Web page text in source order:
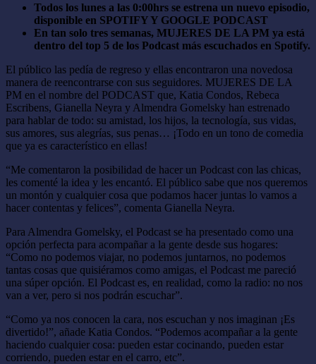
Todos los lunes a las 0:00hrs se estrena un nuevo episodio,
disponible en SPOTIFY Y GOOGLE PODCAST
En tan solo tres semanas, MUJERES DE LA PM ya está
dentro del top 5 de los Podcast más escuchados en Spotify.
El público las pedía de regreso y ellas encontraron una novedosa
manera de reencontrarse con sus seguidores. MUJERES DE LA
PM en el nombre del PODCAST que, Katia Condos, Rebeca
Escribens, Gianella Neyra y Almendra Gomelsky han estrenado
para hablar de todo: su amistad, los hijos, la tecnología, sus vidas,
sus amores, sus alegrías, sus penas… ¡Todo en un tono de comedia
que ya es característico en ellas!
“Me comentaron la posibilidad de hacer un Podcast con las chicas,
les comenté la idea y les encantó. El público sabe que nos queremos
un montón y cualquier cosa que podamos hacer juntas lo vamos a
hacer contentas y felices”, comenta Gianella Neyra.
Para Almendra Gomelsky, el Podcast se ha presentado como una
opción perfecta para acompañar a la gente desde sus hogares:
“Como no podemos viajar, no podemos juntarnos, no podemos
tantas cosas que quisiéramos como amigas, el Podcast me pareció
una súper opción. El Podcast es, en realidad, como la radio: no nos
van a ver, pero si nos podrán escuchar”.
“Como ya nos conocen la cara, nos escuchan y nos imaginan ¡Es
divertido!”, añade Katia Condos. “Podemos acompañar a la gente
haciendo cualquier cosa: pueden estar cocinando, pueden estar
corriendo, pueden estar en el carro, etc”.